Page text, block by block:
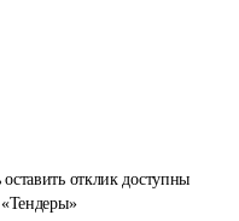
отклик доступны